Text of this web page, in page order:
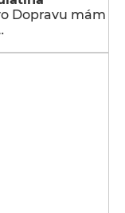
Dopravu mám